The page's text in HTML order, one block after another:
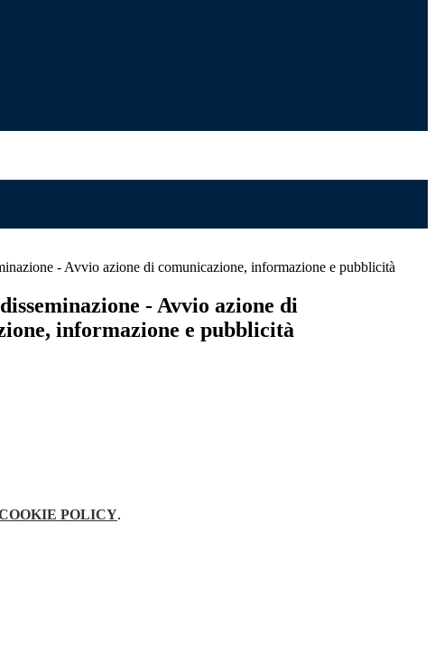
- Avvio azione di comunicazione, informazione e pubblicità
- Avvio azione di
informazione e pubblicità
POLICY.